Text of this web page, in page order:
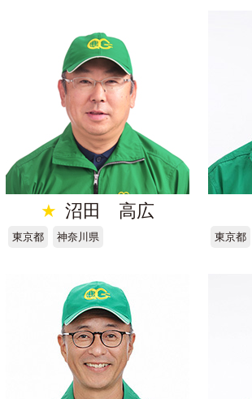
★ 沼田 高広
東京都 神奈川県 東京都